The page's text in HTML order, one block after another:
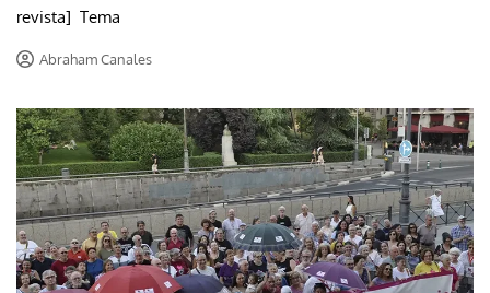
revista] Tema
Abraham Canales